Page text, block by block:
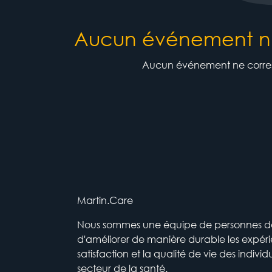
Aucun événement
Aucun événement ne
Martin.Care
Nous sommes une équipe de personnes
d'améliorer de manière durable les
satisfaction et la qualité de vie des
secteur de la santé.